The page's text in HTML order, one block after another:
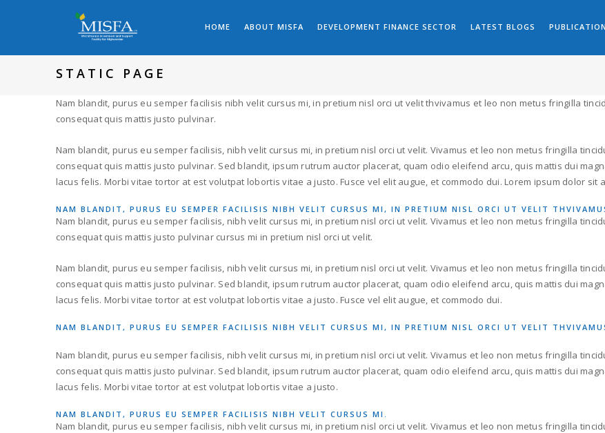
HOME ABOUT MISFA DEVELOPMENT FINANCE SECTOR LATEST BLOGS
STATIC PAGE
Nam blandit, purus eu semper facilisis nibh velit cursus mi, in pretium nisl orci ut velit thvivamus et leo non metus fringilla
consequat quis mattis justo pulvinar.
Nam blandit, purus eu semper facilisis, nibh velit cursus mi, in pretium nisl orci ut velit. Vivamus et leo non metus fringilla
consequat quis mattis justo pulvinar. Sed blandit, ipsum rutrum auctor placerat, quam odio eleifend arcu, quis mattis dui
lacus felis. Morbi vitae tortor at est volutpat lobortis vitae a justo. Fusce vel elit augue, et commodo dui. Lorem ipsum dolor sit
NAM BLANDIT, PURUS EU SEMPER FACILISIS NIBH VELIT CURSUS MI, IN PRETIUM NISL ORCI UT VELIT
Nam blandit, purus eu semper facilisis, nibh velit cursus mi, in pretium nisl orci ut velit. Vivamus et leo non metus fringilla
consequat quis mattis justo pulvinar cursus mi in pretium nisl orci ut velit.
Nam blandit, purus eu semper facilisis, nibh velit cursus mi, in pretium nisl orci ut velit. Vivamus et leo non metus fringilla
consequat quis mattis justo pulvinar. Sed blandit, ipsum rutrum auctor placerat, quam odio eleifend arcu, quis mattis dui
lacus felis. Morbi vitae tortor at est volutpat lobortis vitae a justo. Fusce vel elit augue, et commodo dui.
NAM BLANDIT, PURUS EU SEMPER FACILISIS NIBH VELIT CURSUS MI, IN PRETIUM NISL ORCI UT VELIT
Nam blandit, purus eu semper facilisis, nibh velit cursus mi, in pretium nisl orci ut velit. Vivamus et leo non metus fringilla
consequat quis mattis justo pulvinar. Sed blandit, ipsum rutrum auctor placerat, quam odio eleifend arcu, quis mattis dui
lacus felis. Morbi vitae tortor at est volutpat lobortis vitae a justo.
NAM BLANDIT, PURUS EU SEMPER FACILISIS NIBH VELIT CURSUS MI.
Nam blandit, purus eu semper facilisis, nibh velit cursus mi, in pretium nisl orci ut velit. Vivamus et leo non metus fringilla